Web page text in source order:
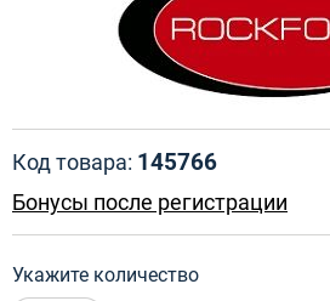
Код товара: 145766
Бонусы после регистрации
Укажите количество